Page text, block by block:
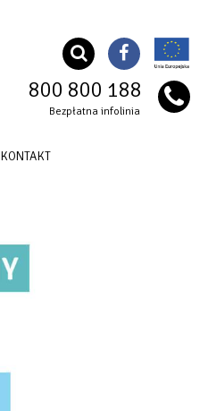
800 800 188
Bezpłatna infolinia
KONTAKT